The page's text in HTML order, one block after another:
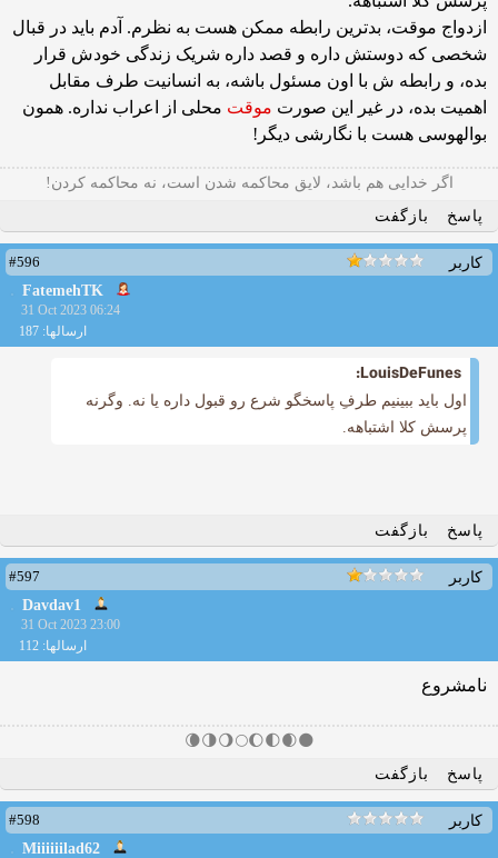
ازدواج موقت، بدترین رابطه ممکن هست به نظرم. آدم باید در قبال
شخصی که دوستش داره و قصد داره شریک زندگی خودش قرار
بده، و رابطه ش با اون مسئول باشه، به انسانیت طرف مقابل
اهمیت بده، در غیر این صورت موقت محلی از اعراب نداره. همون
بوالهوسی هست با نگارشی دیگر!
ﺍﮔﺮ ﺧﺪﺍﯾﯽ هم ﺑﺎﺷﺪ، ﻻﯾﻖ ﻣﺤﺎﮐﻤﻪ ﺷﺪﻥ ﺍﺳﺖ، ﻧﻪ ﻣﺤﺎﮐﻤﻪ ﮐﺮﺩﻥ!
پاسخ
بازگفت
کاربر
#596
FatemehTK
31 Oct 2023 06:24
ارسالها: 187
LouisDeFunes:
اول باید ببینیم طرفِ پاسخگو شرع رو قبول داره یا نه. وگرنه
پرسش کلا اشتباهه.
پاسخ بازگفت
کاربر
#597
Davdav1
31 Oct 2023 23:00
ارسالها: 112
نامشروع
🌑🌒🌓🌔🌕🌖🌗🌘
پاسخ
بازگفت
کاربر
#598
Miiiiiilad62